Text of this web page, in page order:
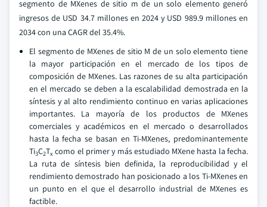
segmento de MXenes de sitio m de un solo elemento generó
ingresos de USD 34.7 millones en 2024 y USD 989.9 millones en
2034 con una CAGR del 35.4%.
El segmento de MXenes de sitio M de un solo elemento tiene
la mayor participación en el mercado de los tipos de
composición de MXenes. Las razones de su alta participación
en el mercado se deben a la escalabilidad demostrada en la
síntesis y al alto rendimiento continuo en varias aplicaciones
importantes. La mayoría de los productos de MXenes
comerciales y académicos en el mercado o desarrollados
hasta la fecha se basan en Ti-MXenes, predominantemente
Ti3C2Tx como el primer y más estudiado MXene hasta la fecha.
La ruta de síntesis bien definida, la reproducibilidad y el
rendimiento demostrado han posicionado a los Ti-MXenes en
un punto en el que el desarrollo industrial de MXenes es
factible.